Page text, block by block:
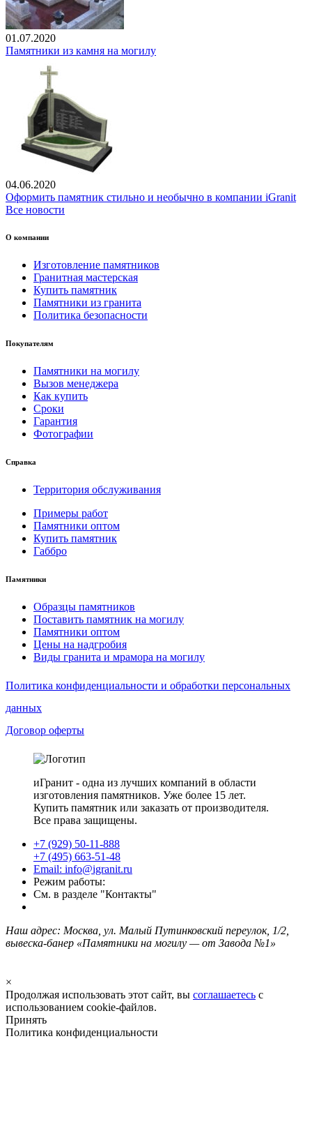
01.07.2020
Памятники из камня на могилу
04.06.2020
Оформить памятник стильно и необычно в компании iGranit
Все новости
О компании
Изготовление памятников
Гранитная мастерская
Купить памятник
Памятники из гранита
Политика безопасности
Покупателям
Памятники на могилу
Вызов менеджера
Как купить
Сроки
Гарантия
Фотографии
Справка
Территория обслуживания
Примеры работ
Памятники оптом
Купить памятник
Габбро
Памятники
Образцы памятников
Поставить памятник на могилу
Памятники оптом
Цены на надгробия
Виды гранита и мрамора на могилу
Политика конфиденциальности и обработки персональных
данных
Договор оферты
иГранит - одна из лучших компаний в области
изготовления памятников. Уже более 15 лет.
Купить памятник или заказать от производителя.
Все права защищены.
+7 (929) 50-11-888
+7 (495) 663-51-48
Email: info@igranit.ru
Режим работы:
См. в разделе "Контакты"
Наш адрес: Москва, ул. Малый Путинковский переулок, 1/2,
вывеска-банер «Памятники на могилу — от Завода №1»
×
Продолжая использовать этот сайт, вы соглашаетесь с
использованием cookie-файлов.
Принять
Политика конфиденциальности